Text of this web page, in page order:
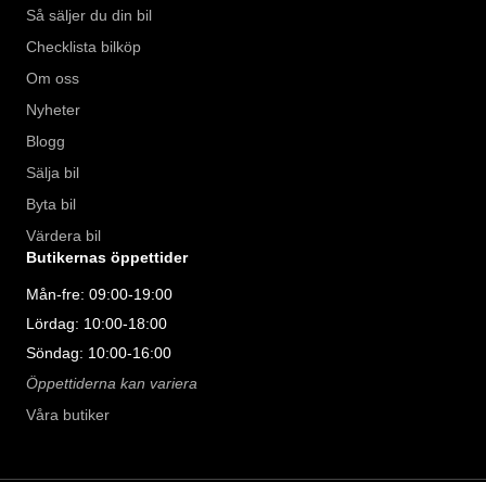
Så säljer du din bil
Checklista bilköp
Om oss
Nyheter
Blogg
Sälja bil
Byta bil
Värdera bil
Butikernas öppettider
Mån-fre: 09:00-19:00
Lördag: 10:00-18:00
Söndag: 10:00-16:00
Öppettiderna kan variera
Våra butiker